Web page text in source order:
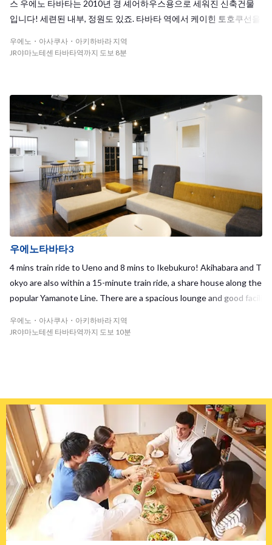
스 우에노 타바타는 2010년 경 셰어하우스용으로 세워진 신축건물
입니다! 세련된 내부, 정원도 있죠. 타바타 역에서 케이힌 토호쿠선을
걸어서 8분, 역 안 빌딩에는 아울렛이 들어서 있으며, 귀가길에 차분
를 개최하기도 한답니다. 정감넘치는 분위기의 하우스이기에 쉽게 친
해질 수 있습니다! 타바타 하우스에 어서오세요!
우에노・아사쿠사・아키하바라 지역
JR야마노테센 타바타역까지 도보 8분
우에노타바타3
4 mins train ride to Ueno and 8 mins to Ikebukuro! Akihabara and T
okyo are also within a 15-minute train ride, a share house along the
popular Yamanote Line. There are a spacious lounge and good facili
a where it is comfortable to live in!
우에노・아사쿠사・아키하바라 지역
JR야마노테센 타바타역까지 도보 10분